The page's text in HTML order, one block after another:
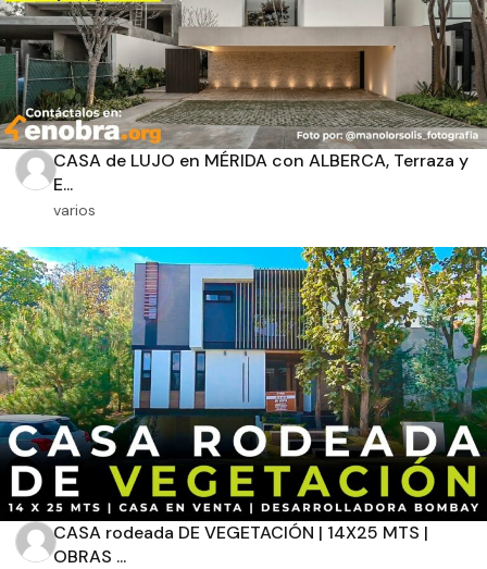
CASA de LUJO en MÉRIDA con ALBERCA, Terraza y
E...
varios
CASA rodeada DE VEGETACIÓN | 14X25 MTS |
OBRAS ...
m2 de construcción
m2 de terreno
Aplicar filtros